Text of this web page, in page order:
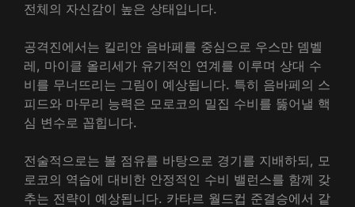
전체의 자신감이 높은 상태입니다.
공격진에서는 킬리안 음바페를 중심으로 우스만 뎀벨
레, 마이클 올리세가 유기적인 연계를 이루며 상대 수
비를 무너뜨리는 그림이 예상됩니다. 특히 음바페의 스
피드와 마무리 능력은 모로코의 밀집 수비를 뚫어낼 핵
심 변수로 꼽힙니다.
전술적으로는 볼 점유를 바탕으로 경기를 지배하되, 모
로코의 역습에 대비한 안정적인 수비 밸런스를 함께 갖
추는 전략이 예상됩니다. 카타르 월드컵 준결승에서 같